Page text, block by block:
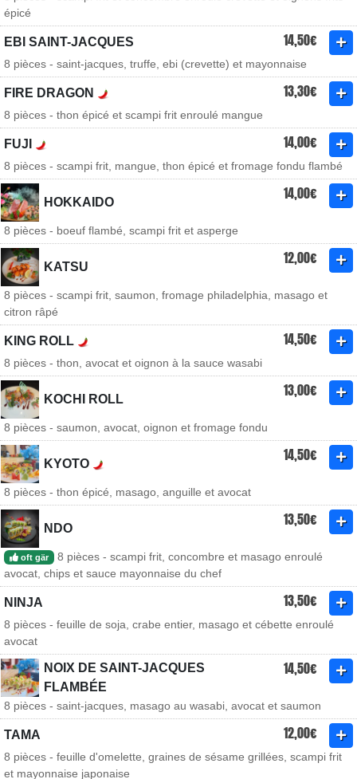
épicé
EBI SAINT-JACQUES 14,50€
8 pièces - saint-jacques, truffe, ebi (crevette) et mayonnaise
FIRE DRAGON 13,30€
8 pièces - thon épicé et scampi frit enroulé mangue
FUJI 14,00€
8 pièces - scampi frit, mangue, thon épicé et fromage fondu flambé
HOKKAIDO 14,00€
8 pièces - boeuf flambé, scampi frit et asperge
KATSU 12,00€
8 pièces - scampi frit, saumon, fromage philadelphia, masago et
citron râpé
KING ROLL 14,50€
8 pièces - thon, avocat et oignon à la sauce wasabi
KOCHI ROLL 13,00€
8 pièces - saumon, avocat, oignon et fromage fondu
KYOTO 14,50€
8 pièces - thon épicé, masago, anguille et avocat
NDO 13,50€
oft gär
8 pièces - scampi frit, concombre et masago enroulé
avocat, chips et sauce mayonnaise du chef
NINJA 13,50€
8 pièces - feuille de soja, crabe entier, masago et cébette enroulé
avocat
NOIX DE SAINT-JACQUES
FLAMBÉE
14,50€
8 pièces - saint-jacques, masago au wasabi, avocat et saumon
TAMA 12,00€
8 pièces - feuille d'omelette, graines de sésame grillées, scampi frit
et mayonnaise japonaise